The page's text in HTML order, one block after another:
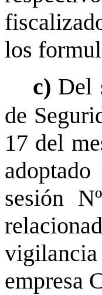
los
c) Del
de
17 del
sesión
empresa